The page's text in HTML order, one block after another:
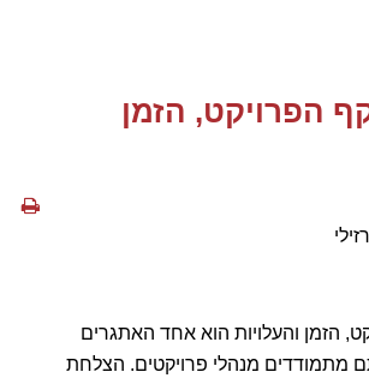
הפרויקט, הזמן
הזמן והעלויות הוא אחד האתגרים
מתמודדים מנהלי פרויקטים. הצלחת